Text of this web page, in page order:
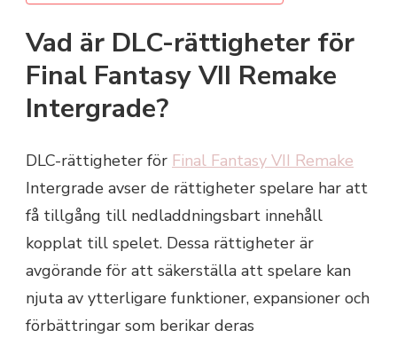
Vad är DLC-rättigheter för
Final Fantasy VII Remake
Intergrade?
DLC-rättigheter för Final Fantasy VII Remake
Intergrade avser de rättigheter spelare har att
få tillgång till nedladdningsbart innehåll
kopplat till spelet. Dessa rättigheter är
avgörande för att säkerställa att spelare kan
njuta av ytterligare funktioner, expansioner och
förbättringar som berikar deras